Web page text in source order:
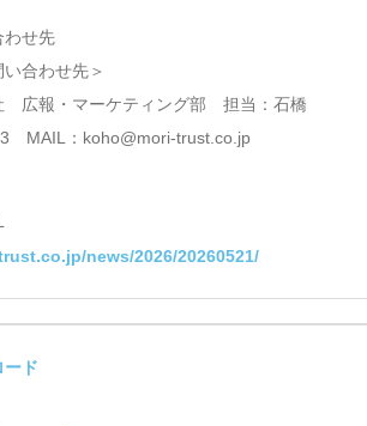
わせ先
合わせ先＞
広報・マーケティング部 担当：石橋
MAIL：koho@mori-trust.co.jp
news/2026/20260521/
ード